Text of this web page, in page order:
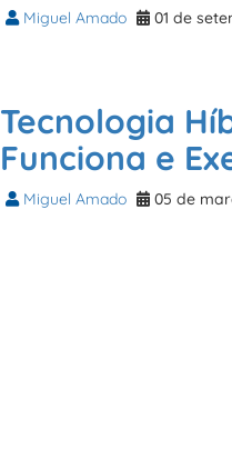
Miguel Amado 01 de
Tecnologia
Funciona e
Miguel Amado 05 de